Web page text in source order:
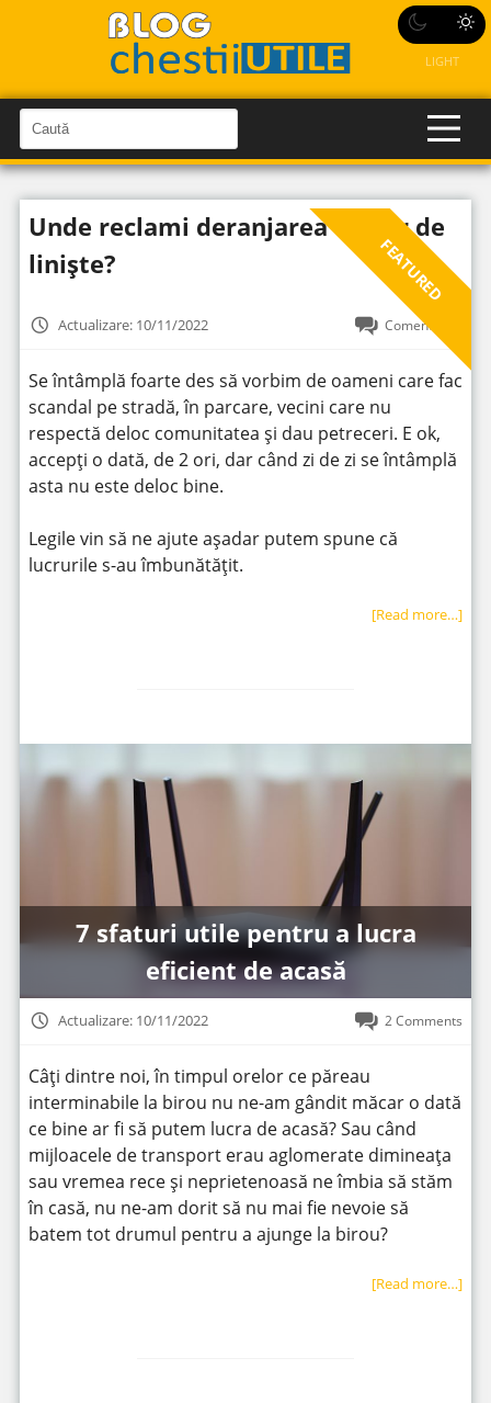
LIGHT
a
u
t
C
a
u
î
n
i
t
FEATURED
Unde reclami deranjarea orelor de
liniște?
Actualizare: 10/11/2022 Comentează
Se întâmplă foarte des să vorbim de oameni care fac
scandal pe stradă, în parcare, vecini care nu
respectă deloc comunitatea și dau petreceri. E ok,
accepți o dată, de 2 ori, dar când zi de zi se întâmplă
asta nu este deloc bine.
Legile vin să ne ajute așadar putem spune că
lucrurile s-au îmbunătățit.
[Read more…]
7 sfaturi utile pentru a lucra
eficient de acasă
Actualizare: 10/11/2022 2 Comments
Câți dintre noi, în timpul orelor ce păreau
interminabile la birou nu ne-am gândit măcar o dată
ce bine ar fi să putem lucra de acasă? Sau când
mijloacele de transport erau aglomerate dimineața
sau vremea rece și neprietenoasă ne îmbia să stăm
în casă, nu ne-am dorit să nu mai fie nevoie să
batem tot drumul pentru a ajunge la birou?
[Read more…]